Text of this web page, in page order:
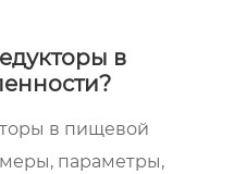
в
в пищевой
параметры,